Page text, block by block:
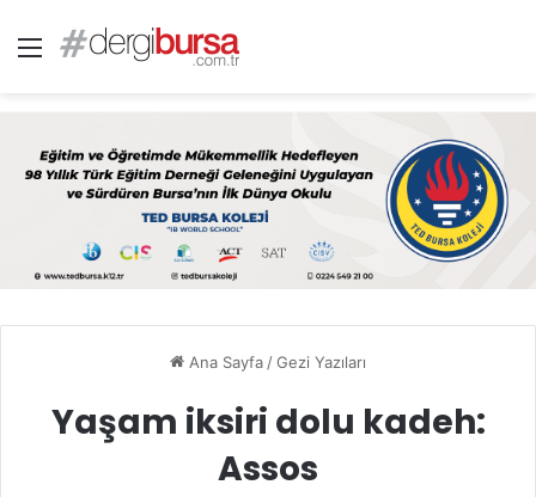
Menü
Ana Sayfa/Gezi Yazıları
Yaşam iksiri dolu kadeh:
Assos